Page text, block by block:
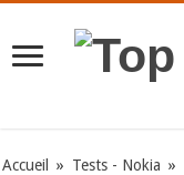
Accueil » Tests - Nokia »